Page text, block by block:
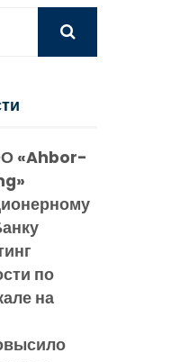
«Ahbor-
по
на